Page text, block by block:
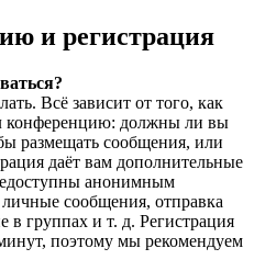
и регистрация
Всё зависит от того, как
конференцию: должны ли вы
размещать сообщения, или
даёт вам дополнительные
анонимным
сообщения, отправка
в группах и т. д. Регистрация
поэтому мы рекомендуем